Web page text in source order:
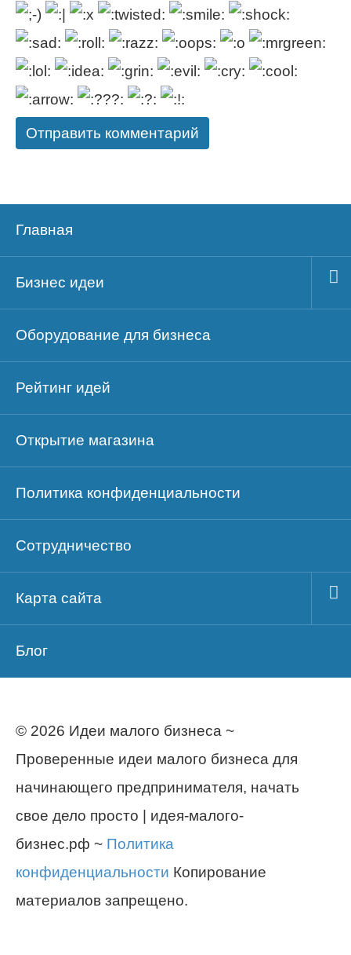
Главная
Бизнес идеи
Оборудование для бизнеса
Рейтинг идей
Открытие магазина
Политика конфиденциальности
Сотрудничество
Карта сайта
Блог
© 2026 Идеи малого бизнеса ~
Проверенные идеи малого бизнеса для
начинающего предпринимателя, начать
свое дело просто | идея-малого-
бизнес.рф ~ Политика
конфиденциальности Копирование
материалов запрещено.